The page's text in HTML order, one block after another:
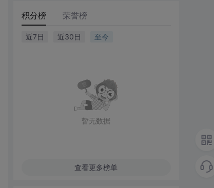
积分榜 荣誉榜
近7日 近30日 至今
暂无数据
查看更多榜单